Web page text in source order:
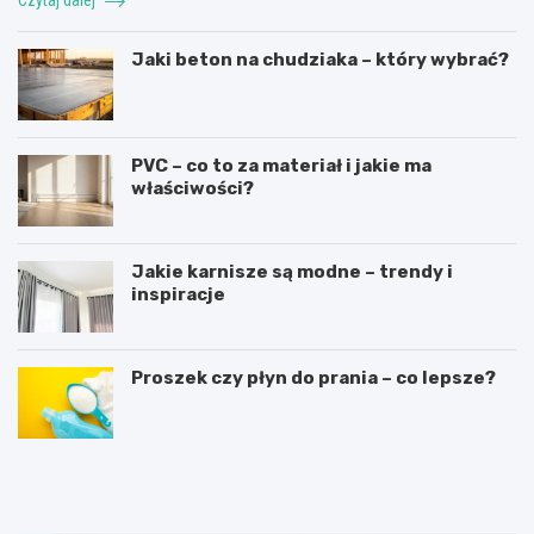
Jaki beton na chudziaka – który wybrać?
PVC – co to za materiał i jakie ma
właściwości?
Jakie karnisze są modne – trendy i
inspiracje
Proszek czy płyn do prania – co lepsze?
R
L